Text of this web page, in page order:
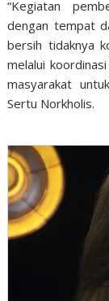
“Kegiatan
dengan tempat
bersih tidaknya
melalui
masyarakat
Sertu Norkholis.